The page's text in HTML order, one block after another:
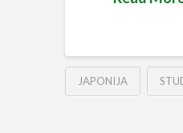
JAPONIJA